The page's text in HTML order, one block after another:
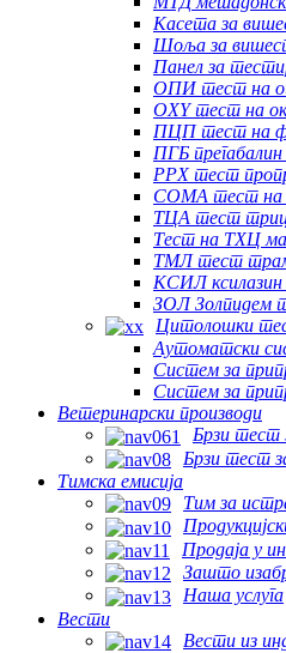
Касета за
Шоља за
Панел за
ОПИ тест на
OXY тест на
ПЦП тест на
ПГБ
PPX тест
СОМА тест на
ТЦА тест
Тест на ТХЦ
ТМЛ тест
КСИЛ
ЗОЛ Золпидем
Цитолошки
Аутоматски
Систем за
Систем за
Ветеринарски производи
Брзи тест
Брзи тест
Тимска емисија
Тим за
Продаја у
Зашто
Наша услуга
Вести
Вести из